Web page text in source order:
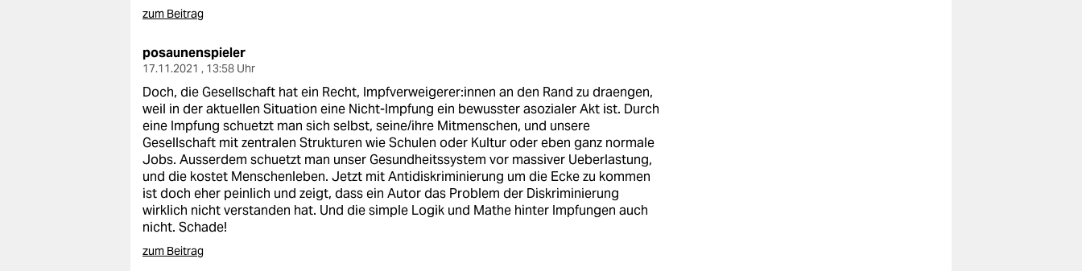
zum Beitrag
posaunenspieler
17.11.2021 , 13:58 Uhr
Doch, die Gesellschaft hat ein Recht, Impfverweigerer:innen an den Rand zu draengen,
weil in der aktuellen Situation eine Nicht-Impfung ein bewusster asozialer Akt ist. Durch
eine Impfung schuetzt man sich selbst, seine/ihre Mitmenschen, und unsere
Gesellschaft mit zentralen Strukturen wie Schulen oder Kultur oder eben ganz normale
Jobs. Ausserdem schuetzt man unser Gesundheitssystem vor massiver Ueberlastung,
und die kostet Menschenleben. Jetzt mit Antidiskriminierung um die Ecke zu kommen
ist doch eher peinlich und zeigt, dass ein Autor das Problem der Diskriminierung
wirklich nicht verstanden hat. Und die simple Logik und Mathe hinter Impfungen auch
nicht. Schade!
zum Beitrag